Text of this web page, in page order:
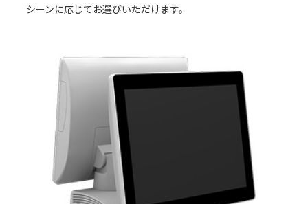
シーンに応じてお選びいただけます。